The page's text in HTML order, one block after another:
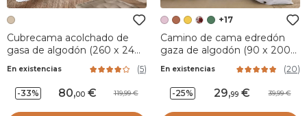
Cubrecama acolchado de
gasa de algodón (260 x 240
En existencias (5)
-33% 80,00 119,99
+17
Camino de cama edredón
gaza de algodón (90 x 200
En existencias (20)
-25% 29,99 39,99